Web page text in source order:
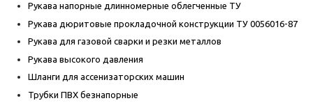
Рукава напорные длинномерные облегченные ТУ
Рукава дюритовые прокладочной конструкции ТУ 0056016-87
Рукава для газовой сварки и резки металлов
Рукава высокого давления
Шланги для ассенизаторских машин
Трубки ПВХ безнапорные